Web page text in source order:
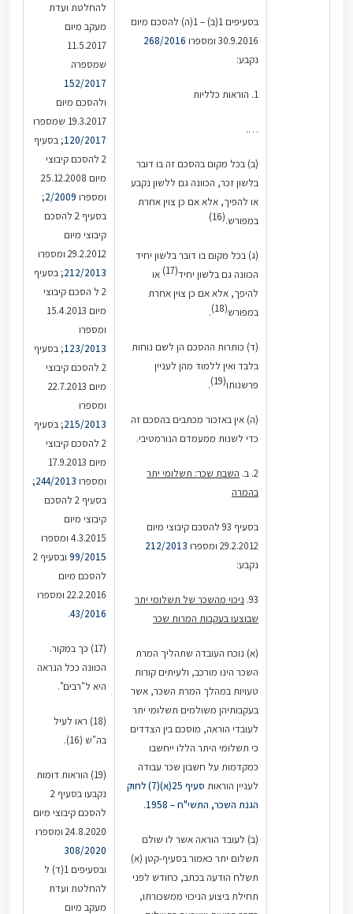
בסעיפים 1(ב) – 1(ה) להסכם מיום
30.9.2016 ומספרו
268/2016
נקבע:
1. הוראות כלליות
….
(ב) בכל מקום בהסכם זה בו דובר
בלשון זכר, הכוונה גם ללשון נקבע
או להפיך, אלא אם כן צוין אחרת
במפורש.(16)
(ג) בכל מקום בו דובר בלשון יחיד
הכוונה גם בלשון יחיד(17)
או
להיפך, אלא אם כן צוין אחרת
במפורש(18)
.
(ד) כותרות ההסכם הן לשם נוחות
בלבד ואין ללמוד מהן לעניין
פרשנותו(19)
.
(ה) אין באזכור מכתבים בהסכם זה
כדי לשנות ממעמדם הנורמטיבי.
2. ב.
השבת שכר: תשלומי יתר
בהמרה
בסעיף 93 להסכם קיבוצי מיום
29.2.2012 ומספרו
212/2013
נקבע:
93. ניכוי מהשכר של תשלומי יתר
שבוצעו בעקבות המרות שכר
(א) נוכח העובדה שתהליך המרת
השכר הינו מורכב, ולעיתים קורות
טעויות במהלך המרת השכר, אשר
בעקבותיהן משולמים תשלומי יתר
לעובדי הוראה, מוסכם בין הצדדים
כי תשלומי היתר הללו ייחשבו
כמקדמות על חשבון שכר עבודה
לעניין הוראות
סעיף 25(א)(7) לחוק
הגנת השכר, התשי"ח – 1958
.
(ב) לעובד הוראה אשר לו שולם
תשלום יתר כאמור בסעיף-קטן (א)
תשלח הודעה בכתב, כחודש לפני
תחילת ביצוע הניכוי ממשכורתו,
להחלטת ועדת
מעקב מיום
11.5.2017
שמספרה
152/2017
ולהסכם מיום
19.3.2017 שמספרו
120/2017; בסעיף
2 להסכם קיבוצי
מיום 25.12.2008
ומספרו 2/2009
;
בסעיף 2 להסכם
קיבוצי מיום
29.2.2012 ומספרו
212/2013; בסעיף
2 ל הסכם קיבוצי
מיום 15.4.2013
ומספרו
123/2013; בסעיף
2 להסכם קיבוצי
מיום 22.7.2013
ומספרו
215/2013; בסעיף
2 להסכם קיבוצי
מיום 17.9.2013
ומספרו 244/2013
;
בסעיף 2 להסכם
קיבוצי מיום
4.3.2015 ומספרו
99/2015
ובסעיף 2
להסכם מיום
22.2.2016 ומספרו
43/2016
.
(17) כך במקור.
הכוונה ככל הנראה
היא ל"רבים".
(18) ראו לעיל
בה"ש (16).
(19) הוראות דומות
נקבעו בסעיף 2
להסכם קיבוצי מיום
24.8.2020 ומספרו
308/2020
ובסעיפים 1(ד) ל
להחלטת ועדת
מעקב מיום